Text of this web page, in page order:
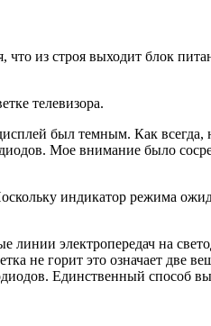
что из строя выходит блок
телевизора.
был темным. Как всегда,
Мое внимание было
индикатор режима
линии электропередач на
не горит это означает две
Единственный способ